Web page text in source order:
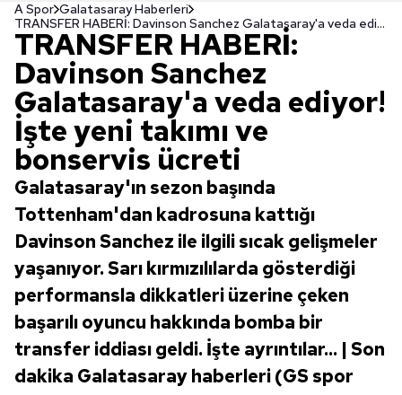
A Spor Galatasaray Haberleri
TRANSFER HABERİ: Davinson Sanchez Galatasaray'a veda ediyor! İşte yeni takımı ve bonservis ücreti
TRANSFER HABERİ:
Davinson Sanchez
Galatasaray'a veda ediyor!
İşte yeni takımı ve
bonservis ücreti
Galatasaray'ın sezon başında
Tottenham'dan kadrosuna kattığı
Davinson Sanchez ile ilgili sıcak gelişmeler
yaşanıyor. Sarı kırmızılılarda gösterdiği
performansla dikkatleri üzerine çeken
başarılı oyuncu hakkında bomba bir
transfer iddiası geldi. İşte ayrıntılar... | Son
dakika Galatasaray haberleri (GS spor